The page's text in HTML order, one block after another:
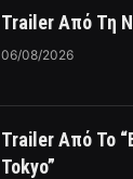
Trailer Από Τη
06/08/2026
Trailer Από Το
Tokyo”